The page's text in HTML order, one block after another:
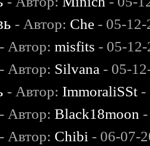
- Автор: Che - 05-
- Автор:misfits - 05-
- Автор: Silvana - 05-
- Автор: ImmoraliSSt -
- Автор:Black18moon
- Автор: Chibi - 06-07-